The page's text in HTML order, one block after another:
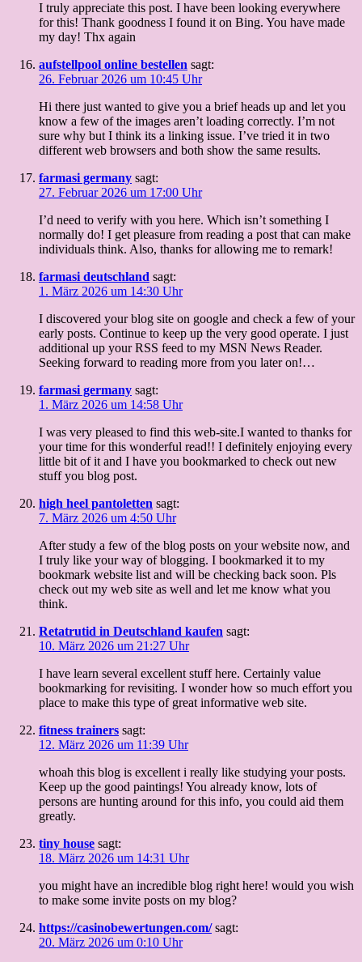
I truly appreciate this post. I have been looking everywhere
for this! Thank goodness I found it on Bing. You have made
my day! Thx again
aufstellpool online bestellen sagt:
26. Februar 2026 um 10:45 Uhr
Hi there just wanted to give you a brief heads up and let you
know a few of the images aren’t loading correctly. I’m not
sure why but I think its a linking issue. I’ve tried it in two
different web browsers and both show the same results.
farmasi germany sagt:
27. Februar 2026 um 17:00 Uhr
I’d need to verify with you here. Which isn’t something I
normally do! I get pleasure from reading a post that can make
individuals think. Also, thanks for allowing me to remark!
farmasi deutschland sagt:
1. März 2026 um 14:30 Uhr
I discovered your blog site on google and check a few of your
early posts. Continue to keep up the very good operate. I just
additional up your RSS feed to my MSN News Reader.
Seeking forward to reading more from you later on!…
farmasi germany sagt:
1. März 2026 um 14:58 Uhr
I was very pleased to find this web-site.I wanted to thanks for
your time for this wonderful read!! I definitely enjoying every
little bit of it and I have you bookmarked to check out new
stuff you blog post.
high heel pantoletten sagt:
7. März 2026 um 4:50 Uhr
After study a few of the blog posts on your website now, and
I truly like your way of blogging. I bookmarked it to my
bookmark website list and will be checking back soon. Pls
check out my web site as well and let me know what you
think.
Retatrutid in Deutschland kaufen sagt:
10. März 2026 um 21:27 Uhr
I have learn several excellent stuff here. Certainly value
bookmarking for revisiting. I wonder how so much effort you
place to make this type of great informative web site.
fitness trainers sagt:
12. März 2026 um 11:39 Uhr
whoah this blog is excellent i really like studying your posts.
Keep up the good paintings! You already know, lots of
persons are hunting around for this info, you could aid them
greatly.
tiny house sagt:
18. März 2026 um 14:31 Uhr
you might have an incredible blog right here! would you wish
to make some invite posts on my blog?
https://casinobewertungen.com/ sagt:
20. März 2026 um 0:10 Uhr